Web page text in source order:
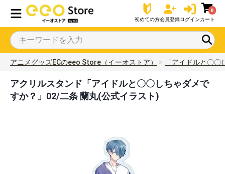
初めての方会員登録ログイン
0
カート
アニメグッズECのeeo Store（イーオストア） 「アイドルと〇
アクリルスタンド「アイドルと〇〇しちゃダメで
すか？」02/二条 蘭丸(公式イラスト)